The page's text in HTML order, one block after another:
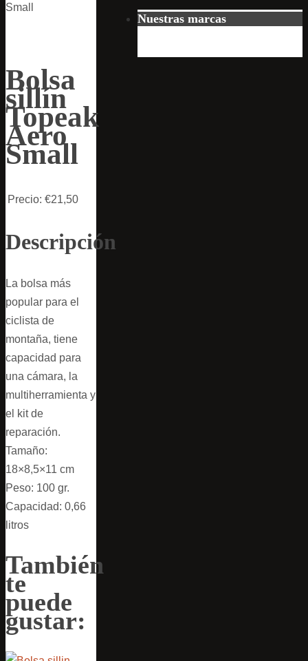
Small
Bolsa
sillín
Topeak
Aero
Small
Precio: €21,50
Descripción
La bolsa más
popular para el
ciclista de
montaña, tiene
capacidad para
una cámara, la
multiherramienta y
el kit de
reparación.
Tamaño:
18×8,5×11 cm
Peso: 100 gr.
Capacidad: 0,66
litros
También
te
puede
gustar:
Nuestras marcas